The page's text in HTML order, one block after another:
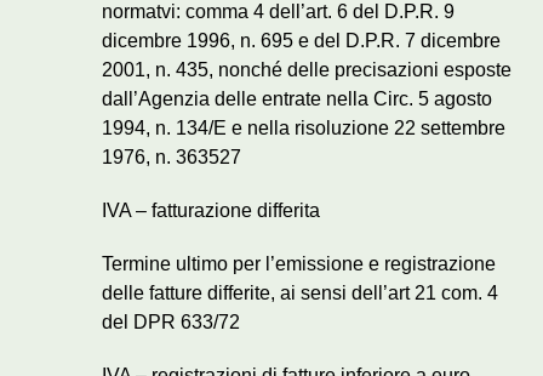
normatvi: comma 4 dell’art. 6 del D.P.R. 9
dicembre 1996, n. 695 e del D.P.R. 7 dicembre
2001, n. 435, nonché delle precisazioni esposte
dall’Agenzia delle entrate nella Circ. 5 agosto
1994, n. 134/E e nella risoluzione 22 settembre
1976, n. 363527
IVA – fatturazione differita
Termine ultimo per l’emissione e registrazione
delle fatture differite, ai sensi dell’art 21 com. 4
del DPR 633/72